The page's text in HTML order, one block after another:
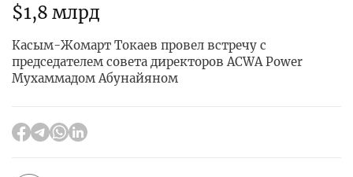
$1,8 млрд
Касым-Жомарт Токаев провел встречу с
председателем совета директоров ACWA Power
Мухаммадом Абунайяном